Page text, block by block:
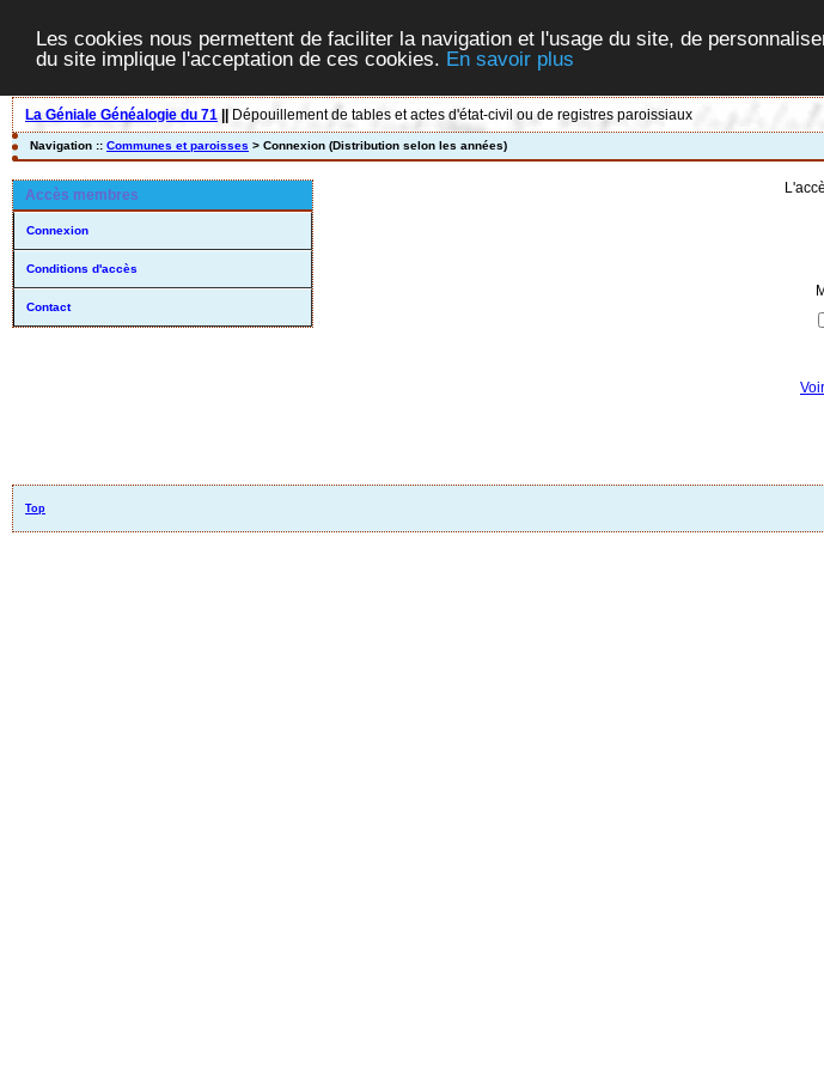
Les cookies nous permettent de faciliter la navigation et l'usage du site, de
du site implique l'acceptation de ces cookies. En savoir plus
La Géniale Généalogie du 71 Dépouillement de tables et actes d'état-civil ou de registres paroissiaux
Navigation :: Communes et paroisses > Connexion (Distribution selon les années)
Accès membres
Connexion
Conditions d'accès
Contact
Top